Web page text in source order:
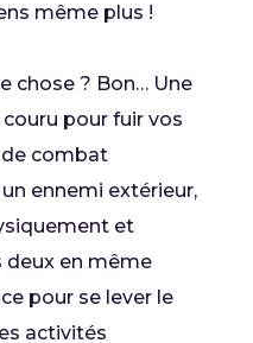
même plus !
chose ? Bon… Une
pour fuir vos
combat
ennemi extérieur,
et
deux en même
pour se lever le
activités